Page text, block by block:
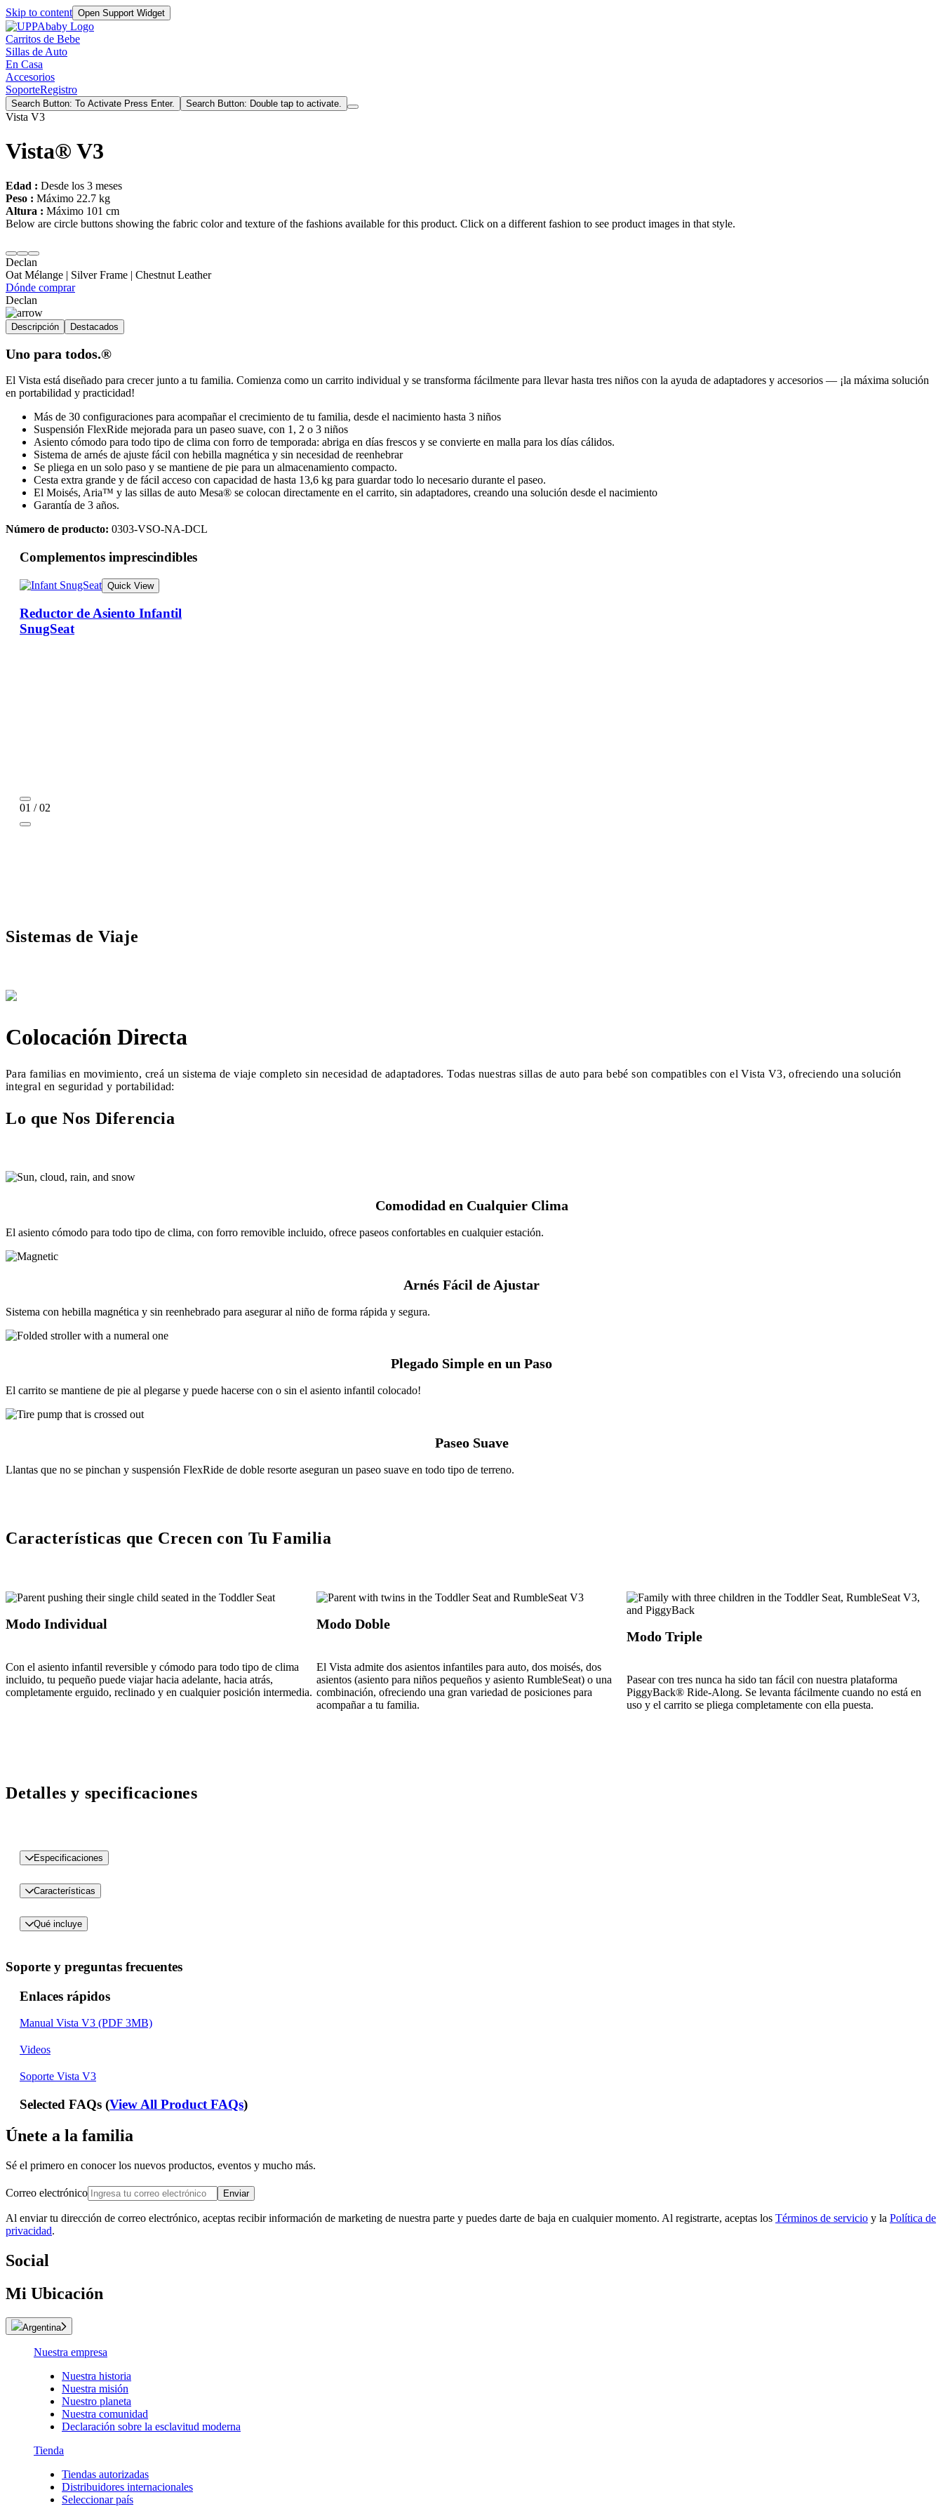
Skip to content Open Support Widget
Carritos de Bebe
Sillas de Auto
En Casa
Accesorios
SoporteRegistro
Search Button: To Activate Press Enter. Search Button: Double tap to activate.
Vista V3
Vista® V3
Edad : Desde los 3 meses
Peso : Máximo 22.7 kg
Altura : Máximo 101 cm
Below are circle buttons showing the fabric color and texture of the fashions available for this product. Click on a different fashion to see product images in that style.
Declan
Oat Mélange | Silver Frame | Chestnut Leather
Dónde comprar
Declan
Descripción Destacados
Uno para todos.®
El Vista está diseñado para crecer junto a tu familia. Comienza como un carrito individual y se transforma fácilmente para llevar hasta tres niños con la ayuda de adaptadores y accesorios — ¡la máxima solución
en portabilidad y practicidad!
Más de 30 configuraciones para acompañar el crecimiento de tu familia, desde el nacimiento hasta 3 niños
Suspensión FlexRide mejorada para un paseo suave, con 1, 2 o 3 niños
Asiento cómodo para todo tipo de clima con forro de temporada: abriga en días frescos y se convierte en malla para los días cálidos.
Sistema de arnés de ajuste fácil con hebilla magnética y sin necesidad de reenhebrar
Se pliega en un solo paso y se mantiene de pie para un almacenamiento compacto.
Cesta extra grande y de fácil acceso con capacidad de hasta 13,6 kg para guardar todo lo necesario durante el paseo.
El Moisés, Aria™ y las sillas de auto Mesa® se colocan directamente en el carrito, sin adaptadores, creando una solución desde el nacimiento
Garantía de 3 años.
Número de producto: 0303-VSO-NA-DCL
Complementos imprescindibles
Quick View
Reductor de Asiento Infantil
SnugSeat
01 / 02
Sistemas de Viaje
Colocación Directa
Para familias en movimiento, creá un sistema de viaje completo sin necesidad de adaptadores. Todas nuestras sillas de auto para bebé son compatibles con el Vista V3, ofreciendo una solución
integral en seguridad y portabilidad:
Lo que Nos Diferencia
Comodidad en Cualquier Clima
El asiento cómodo para todo tipo de clima, con forro removible incluido, ofrece paseos confortables en cualquier estación.
Arnés Fácil de Ajustar
Sistema con hebilla magnética y sin reenhebrado para asegurar al niño de forma rápida y segura.
Plegado Simple en un Paso
El carrito se mantiene de pie al plegarse y puede hacerse con o sin el asiento infantil colocado!
Paseo Suave
Llantas que no se pinchan y suspensión FlexRide de doble resorte aseguran un paseo suave en todo tipo de terreno.
Características que Crecen con Tu Familia
Modo Individual
Con el asiento infantil reversible y cómodo para todo tipo de clima
incluido, tu pequeño puede viajar hacia adelante, hacia atrás,
completamente erguido, reclinado y en cualquier posición intermedia.
Modo Doble
El Vista admite dos asientos infantiles para auto, dos moisés, dos
asientos (asiento para niños pequeños y asiento RumbleSeat) o una
combinación, ofreciendo una gran variedad de posiciones para
acompañar a tu familia.
Modo Triple
Pasear con tres nunca ha sido tan fácil con nuestra plataforma
PiggyBack® Ride-Along. Se levanta fácilmente cuando no está en
uso y el carrito se pliega completamente con ella puesta.
Detalles y specificaciones
Especificaciones
Características
Qué incluye
Soporte y preguntas frecuentes
Enlaces rápidos
Manual Vista V3 (PDF 3MB)
Videos
Soporte Vista V3
Selected FAQs (View All Product FAQs)
Únete a la familia
Sé el primero en conocer los nuevos productos, eventos y mucho más.
Correo electrónico Enviar
Al enviar tu dirección de correo electrónico, aceptas recibir información de marketing de nuestra parte y puedes darte de baja en cualquier momento. Al registrarte, aceptas los Términos de servicio y la Política de
privacidad.
Social
Mi Ubicación
Argentina
Nuestra empresa
Nuestra historia
Nuestra misión
Nuestro planeta
Nuestra comunidad
Declaración sobre la esclavitud moderna
Tienda
Tiendas autorizadas
Distribuidores internacionales
Seleccionar país